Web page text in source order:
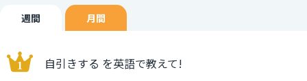
週間 月間
自引きする を英語で教えて!